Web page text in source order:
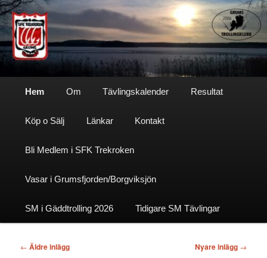
Hoppa
till
primärt
innehåll
Hoppa
till
sekundärt
innehållSfktrekroken
Hem Om Tävlingskalender Resultat
Köp o Sälj Länkar Kontakt
Bli Medlem i SFK Trekroken
Vasar i Grumsfjorden/Borgviksjön
SM i Gäddtrolling 2026 Tidigare SM Tävlingar
Inläggsnavigering
← Äldre inlägg Nyare inlägg →